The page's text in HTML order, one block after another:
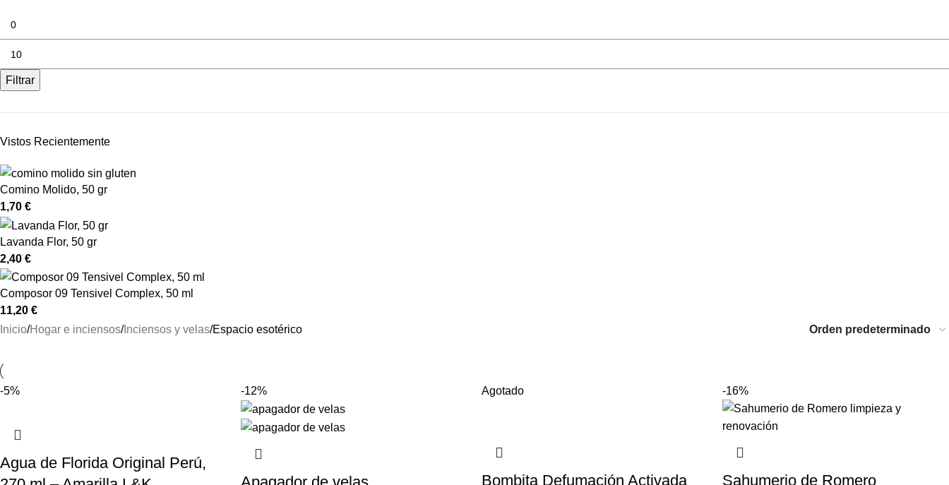
Filtrar
Vistos Recientemente
Comino Molido, 50 gr
1,70 €
Lavanda Flor, 50 gr
2,40 €
Composor 09 Tensivel Complex, 50 ml
11,20 €
Inicio Hogar e inciensos Inciensos y velas Espacio esotérico
-5%
Agua de Florida Original Perú,
-12% Agotado
Bombita Defumación Activada
-16%
Sahumerio de Romero